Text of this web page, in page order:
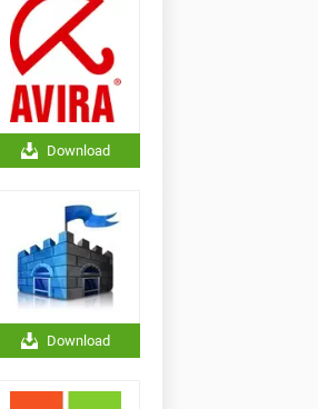
Download
Download